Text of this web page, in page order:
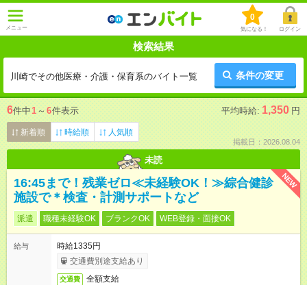
メニュー
0
気になる！ ログイン
検索結果
川崎でその他医療・介護・保育系のバイト一覧 条件の変更
6件中1 ～ 6件表示 平均時給: 1,350 円
新着順 時給順 人気順
掲載日：2026.08.04
未読
NEW
16:45まで！残業ゼロ≪未経験OK！≫綜合健診
施設で＊検査・計測サポートなど
派遣 職種未経験OK ブランクOK WEB登録・面接OK
給与
時給1335円
交通費別途支給あり
交通費 全額支給